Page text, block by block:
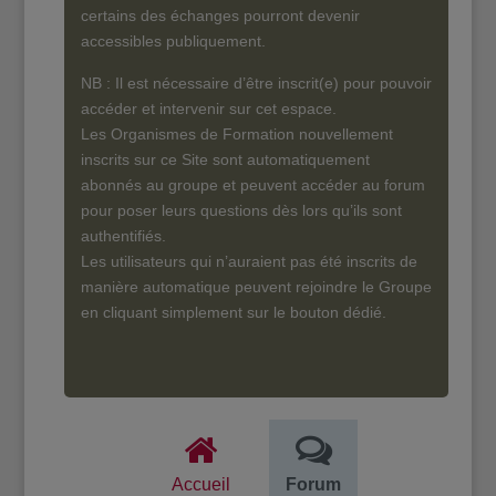
certains des échanges pourront devenir
accessibles publiquement.
NB : Il est nécessaire d’être inscrit(e) pour pouvoir
accéder et intervenir sur cet espace.
Les Organismes de Formation nouvellement
inscrits sur ce Site sont automatiquement
abonnés au groupe et peuvent accéder au forum
pour poser leurs questions dès lors qu’ils sont
authentifiés.
Les utilisateurs qui n’auraient pas été inscrits de
manière automatique peuvent rejoindre le Groupe
en cliquant simplement sur le bouton dédié.
Accueil Forum